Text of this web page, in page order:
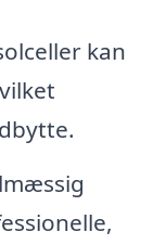
kan